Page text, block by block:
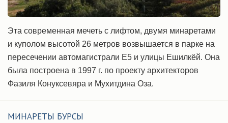
Эта современная мечеть с лифтом, двумя минаретами
и куполом высотой 26 метров возвышается в парке на
пересечении автомагистрали Е5 и улицы Ешилкёй. Она
была построена в 1997 г. по проекту архитекторов
Фазиля Конуксевяра и Мухитдина Оза.
МИНАРЕТЫ БУРСЫ